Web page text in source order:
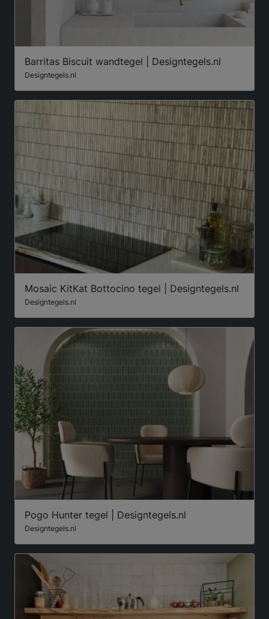
Barritas Biscuit wandtegel | Designtegels.nl
Designtegels.nl
Mosaic KitKat Bottocino tegel | Designtegels.nl
Designtegels.nl
Pogo Hunter tegel | Designtegels.nl
Designtegels.nl